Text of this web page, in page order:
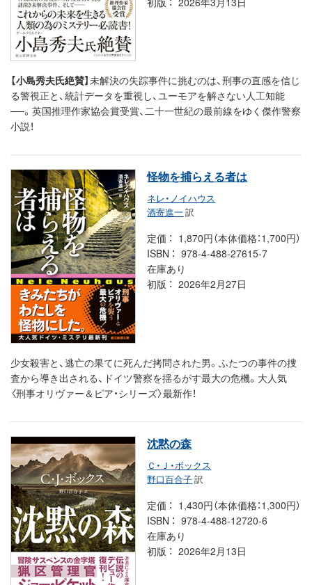
【小島秀夫氏絶賛】未解決の失踪事件に挑むのは、刑事の直感を信じ
る警視正と、統計データを重視し、ユーモアを解さない人工知能
──。英国推理作家協会賞受賞、二十一世紀の最前線をゆく傑作警察
小説！
怪物を捕らえる者は
ネレ・ノイハウス
酒寄進一訳
定価
1,870円（本体価格：1,700円）
ISBN
978-4-488-27615-7
在庫あり
初版
2026年2月27日
少女殺害と、逃亡の果てに死んだ拷問された男。ふたつの事件の捜
査から導き出される、ドイツ警察を揺るがす最大の危機。大人気
〈刑事オリヴァー＆ピア・シリーズ〉最新作！
沈黙の森
Ｃ・Ｊ・ボックス
野口百合子訳
定価
1,430円（本体価格：1,300円）
ISBN
978-4-488-12720-6
在庫あり
初版
2026年2月13日